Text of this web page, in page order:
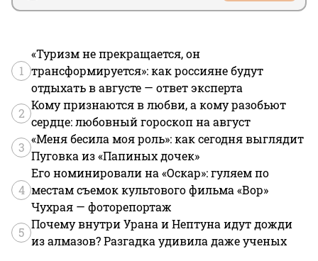
1
«Туризм не прекращается, он
трансформируется»: как россияне будут
отдыхать в августе — ответ эксперта
2
Кому признаются в любви, а кому разобьют
сердце: любовный гороскоп на август
3
«Меня бесила моя роль»: как сегодня выглядит
Пуговка из «Папиных дочек»
4
Его номинировали на «Оскар»: гуляем по
местам съемок культового фильма «Вор»
Чухрая — фоторепортаж
5
Почему внутри Урана и Нептуна идут дожди
из алмазов? Разгадка удивила даже ученых